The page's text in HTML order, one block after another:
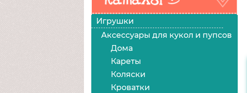
Игрушки
Аксессуары для кукол и пупсов
Дома
Кареты
Коляски
Кроватки